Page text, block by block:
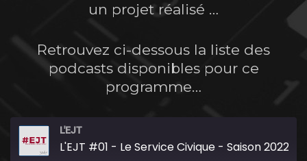
un projet réalisé …
Retrouvez ci-dessous la liste des
podcasts disponibles pour ce
programme…
L'EJT